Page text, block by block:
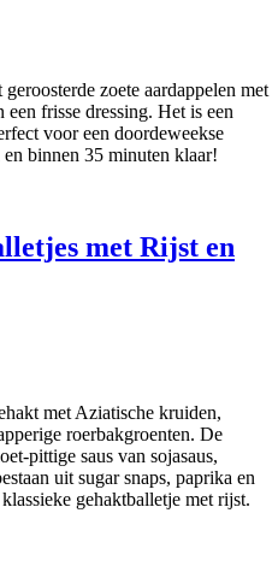
zoete aardappelen met
frisse dressing. Het is een
voor een doordeweekse
binnen 35 minuten klaar!
met Rijst en
met Aziatische kruiden,
roerbakgroenten. De
pittige saus van sojasaus,
uit sugar snaps, paprika en
gehaktballetje met rijst.